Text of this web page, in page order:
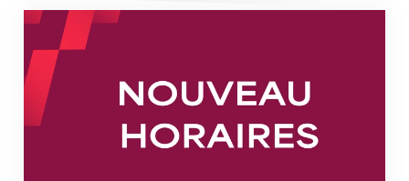
Nouveaux horaires du secrétariat dès le 1er août